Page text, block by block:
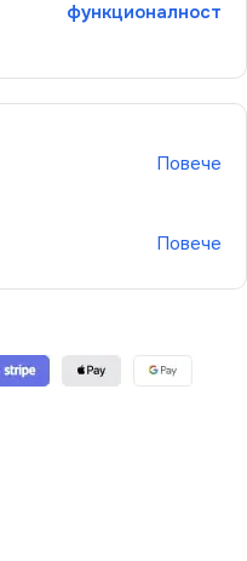
функционалност
Повече
Повече